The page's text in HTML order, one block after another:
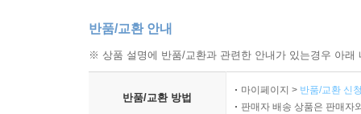
반품/교환 안내
※ 상품 설명에 반품/교환과 관련한 안내가 있는경우 아
반품/교환 방법
마이페이지 > 반품/교환 신
판매자 배송 상품은 판매자